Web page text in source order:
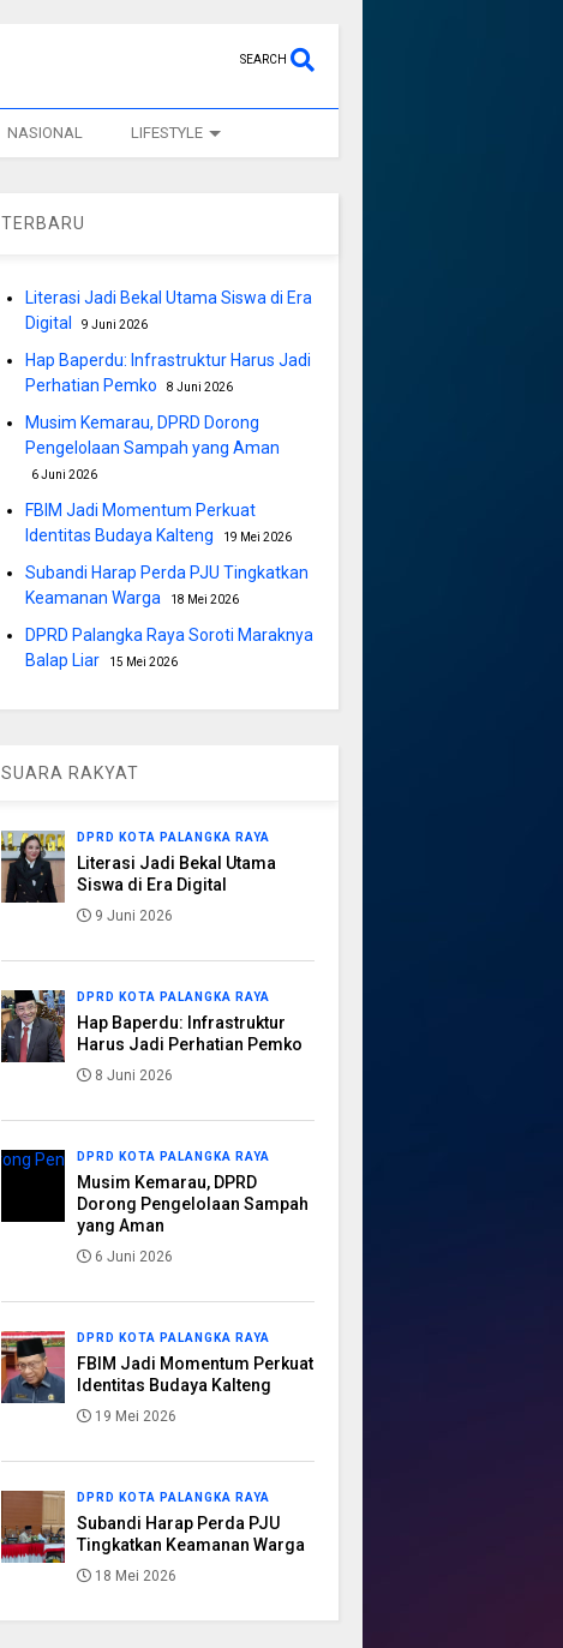
SEARCH
NASIONAL LIFESTYLE
TERBARU
Literasi Jadi Bekal Utama Siswa di Era
Digital
9 Juni 2026
Hap Baperdu: Infrastruktur Harus Jadi
Perhatian Pemko
8 Juni 2026
Musim Kemarau, DPRD Dorong
Pengelolaan Sampah yang Aman
6 Juni 2026
FBIM Jadi Momentum Perkuat
Identitas Budaya Kalteng
19 Mei 2026
Subandi Harap Perda PJU Tingkatkan
Keamanan Warga
18 Mei 2026
DPRD Palangka Raya Soroti Maraknya
Balap Liar
15 Mei 2026
SUARA RAKYAT
DPRD KOTA PALANGKA RAYA
Literasi Jadi Bekal Utama
Siswa di Era Digital
9 Juni 2026
DPRD KOTA PALANGKA RAYA
Hap Baperdu: Infrastruktur
Harus Jadi Perhatian Pemko
8 Juni 2026
DPRD KOTA PALANGKA RAYA
Musim Kemarau, DPRD
Dorong Pengelolaan Sampah
yang Aman
6 Juni 2026
DPRD KOTA PALANGKA RAYA
FBIM Jadi Momentum Perkuat
Identitas Budaya Kalteng
19 Mei 2026
DPRD KOTA PALANGKA RAYA
Subandi Harap Perda PJU
Tingkatkan Keamanan Warga
18 Mei 2026